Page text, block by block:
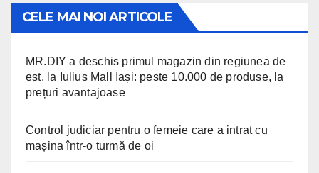
CELE MAI NOI ARTICOLE
MR.DIY a deschis primul magazin din regiunea de
est, la Iulius Mall Iași: peste 10.000 de produse, la
prețuri avantajoase
Control judiciar pentru o femeie care a intrat cu
mașina într-o turmă de oi